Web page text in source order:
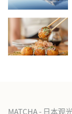
MATCHA - 日本观